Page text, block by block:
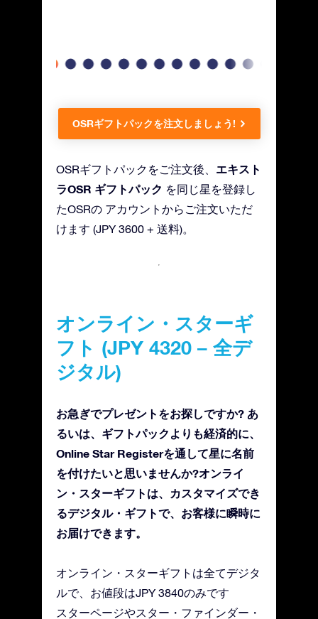
OSRギフトパックを注文しましょう!
OSRギフトパックをご注文後、 エキスト
ラOSR ギフトパック を同じ星を登録し
たOSRの アカウントからご注文いただ
けます (JPY 3600 + 送料)。
オンライン・スターギ
フト (JPY 4320 – 全デ
ジタル)
お急ぎでプレゼントをお探しですか? あ
るいは、ギフトパックよりも経済的に、
Online Star Registerを通して星に名前
を付けたいと思いませんか?オンライ
ン・スターギフトは、カスタマイズでき
るデジタル・ギフトで、お客様に瞬時に
お届けできます。
オンライン・スターギフトは全てデジタ
ルで、お値段はJPY 3840のみです
スターページやスター・ファインダー・